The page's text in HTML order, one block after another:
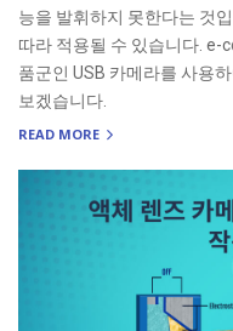
능을 발휘하지 못한다는 것
따라 적용될 수 있습니다. e-
품군인 USB 카메라를 사용
보겠습니다.
READ MORE